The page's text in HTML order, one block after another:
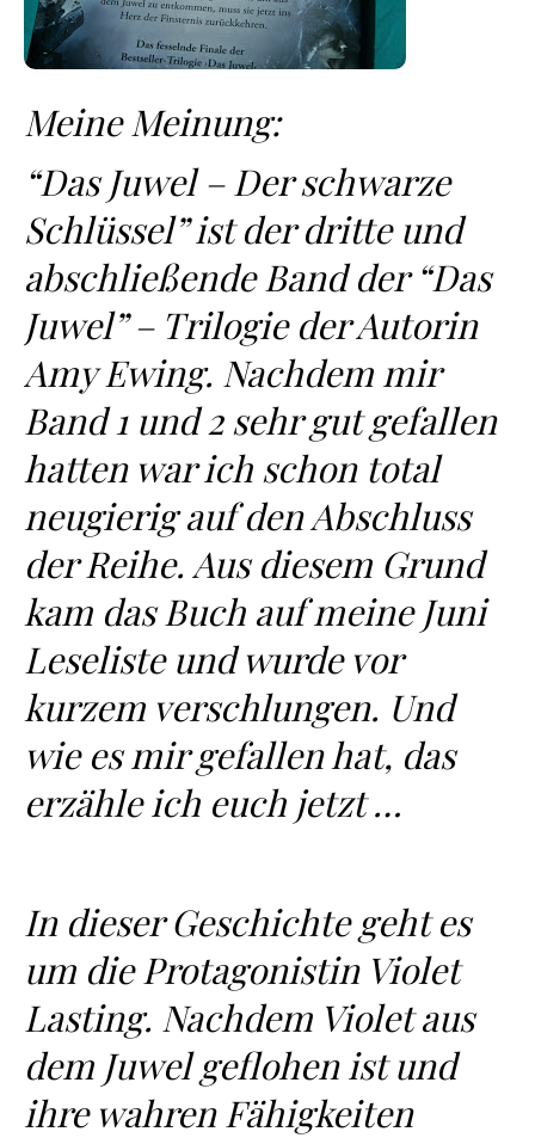
Meine Meinung:
“Das Juwel – Der schwarze
Schlüssel” ist der dritte und
abschließende Band der “Das
Juwel” – Trilogie der Autorin
Amy Ewing. Nachdem mir
Band 1 und 2 sehr gut gefallen
hatten war ich schon total
neugierig auf den Abschluss
der Reihe. Aus diesem Grund
kam das Buch auf meine Juni
Leseliste und wurde vor
kurzem verschlungen. Und
wie es mir gefallen hat, das
erzähle ich euch jetzt …
In dieser Geschichte geht es
um die Protagonistin Violet
Lasting. Nachdem Violet aus
dem Juwel geflohen ist und
ihre wahren Fähigkeiten